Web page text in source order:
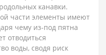
канавки.
части элементы имеют
чему из-под пятна
отводиться
воды, сводя риск